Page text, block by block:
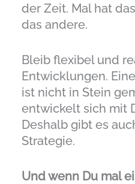
der Zeit. Mal hat
das andere.
Bleib flexibel und
Entwicklungen.
ist nicht in Stein
entwickelt sich mit
Deshalb gibt es
Strategie.
Und wenn Du mal